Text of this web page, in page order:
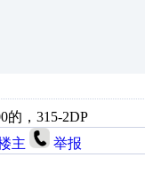
的，315-2DP
主 举报